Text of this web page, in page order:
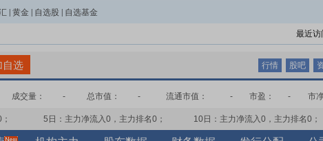
黄金 自选股 自选基金
最近访
自选 行情 股吧
成交量： - 总市值： - 流通市值： - 市盈： - 市
； 5日：主力净流入0 ，主力排名0 ； 10日：主力净流入0 ，主力排名0 ；